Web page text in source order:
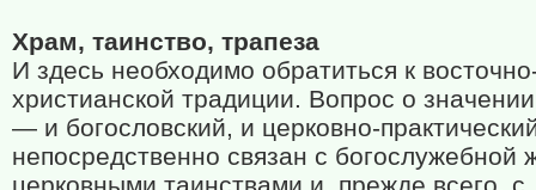
Храм, таинство, трапеза
И здесь необходимо обратиться к
христианской традиции. Вопрос о
— и богословский, и церковно-
непосредственно связан с богослужебной